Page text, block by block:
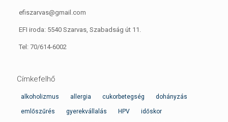
efiszarvas@gmail.com
EFI iroda: 5540 Szarvas, Szabadság út 11.
Tel: 70/614-6002
Címkefelhő
alkoholizmus allergia cukorbetegség dohányzás
emlőszűrés gyerekvállalás HPV időskor